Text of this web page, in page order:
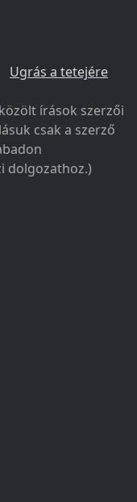
Ugrás a tetejére
írások szerzői
csak a szerző
dolgozathoz.)